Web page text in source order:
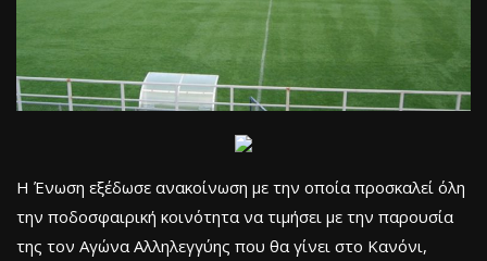
H Ένωση εξέδωσε ανακοίνωση με την οποία προσκαλεί όλη
την ποδοσφαιρική κοινότητα να τιμήσει με την παρουσία
της τον Αγώνα Αλληλεγγύης που θα γίνει στο Κανόνι,